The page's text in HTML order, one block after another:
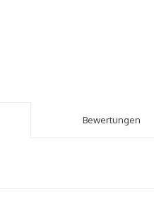
Bewertungen